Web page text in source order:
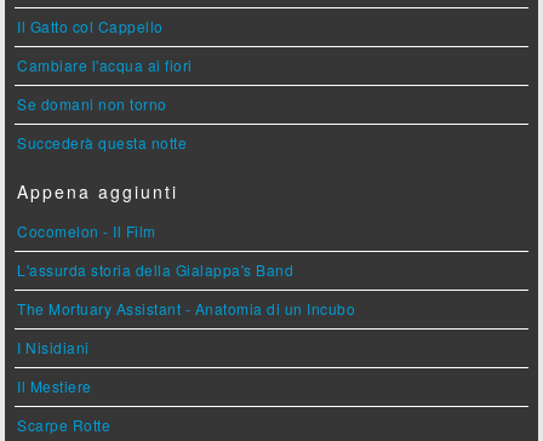
Il Gatto col Cappello
Cambiare l'acqua ai fiori
Se domani non torno
Succederà questa notte
Appena aggiunti
Cocomelon - Il Film
L'assurda storia della Gialappa's Band
The Mortuary Assistant - Anatomia di un Incubo
I Nisidiani
Il Mestiere
Scarpe Rotte